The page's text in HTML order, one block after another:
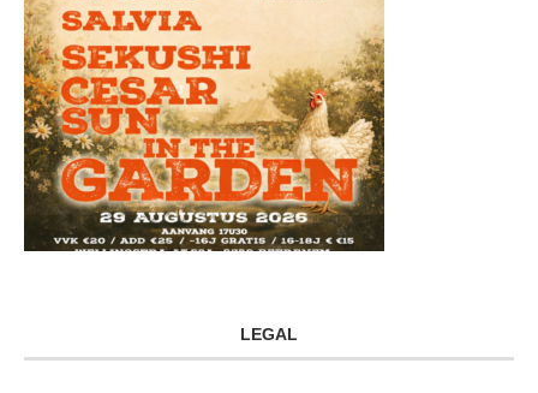
LEGAL